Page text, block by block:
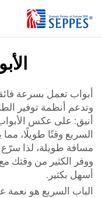
أبواب تعمل بسرعة
وتدعم أنظمة توفير
أنيق: على عكس
السريع وقتًا طويلًا،
مسافة طويلة، لذا
أسهل بكثير.
الباب السريع هو